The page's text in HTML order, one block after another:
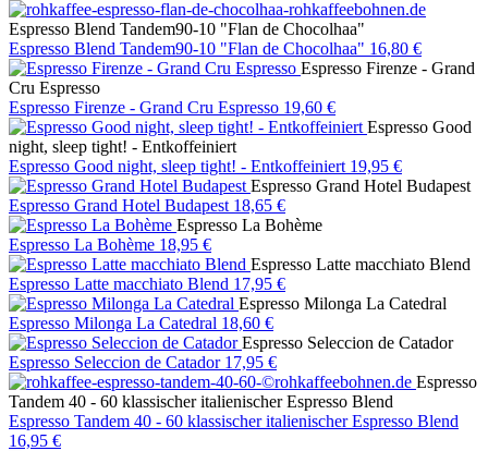
Espresso Blend Tandem90-10 "Flan de Chocolhaa"
Espresso Blend Tandem90-10 "Flan de Chocolhaa" 16,80 €
Espresso Firenze - Grand
Cru Espresso
Espresso Firenze - Grand Cru Espresso 19,60 €
Espresso Good
night, sleep tight! - Entkoffeiniert
Espresso Good night, sleep tight! - Entkoffeiniert 19,95 €
Espresso Grand Hotel Budapest
Espresso Grand Hotel Budapest 18,65 €
Espresso La Bohème
Espresso La Bohème 18,95 €
Espresso Latte macchiato Blend
Espresso Latte macchiato Blend 17,95 €
Espresso Milonga La Catedral
Espresso Milonga La Catedral 18,60 €
Espresso Seleccion de Catador
Espresso Seleccion de Catador 17,95 €
Espresso
Tandem 40 - 60 klassischer italienischer Espresso Blend
Espresso Tandem 40 - 60 klassischer italienischer Espresso Blend
16,95 €